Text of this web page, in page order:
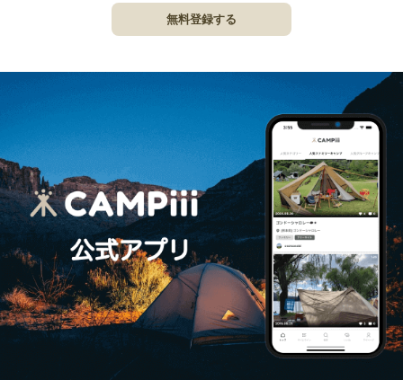
無料登録する